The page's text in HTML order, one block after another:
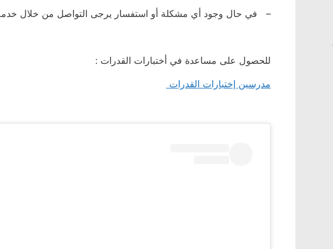
– في حال وجود أي مشكلة أو استفسار يرجى التواصل من خلال
للحصول على مساعدة في أختبارات القدرات :
مدرسين إختبارات القدرات